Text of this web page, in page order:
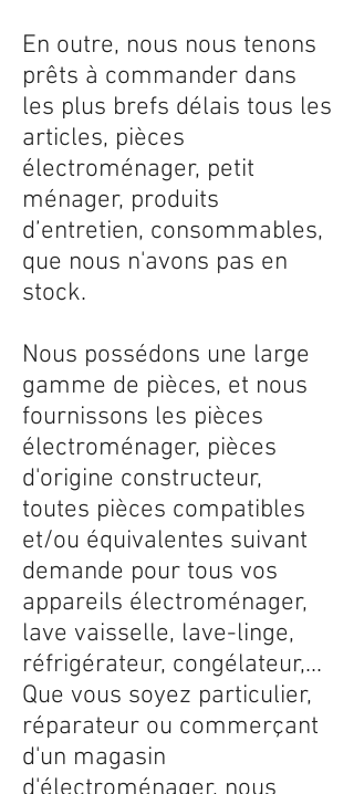
En outre, nous nous tenons
prêts à commander dans
les plus brefs délais tous les
articles, pièces
électroménager, petit
ménager, produits
d’entretien, consommables,
que nous n'avons pas en
stock.
Nous possédons une large
gamme de pièces, et nous
fournissons les pièces
électroménager, pièces
d'origine constructeur,
toutes pièces compatibles
et/ou équivalentes suivant
demande pour tous vos
appareils électroménager,
lave vaisselle, lave-linge,
réfrigérateur, congélateur,...
Que vous soyez particulier,
réparateur ou commerçant
d'un magasin